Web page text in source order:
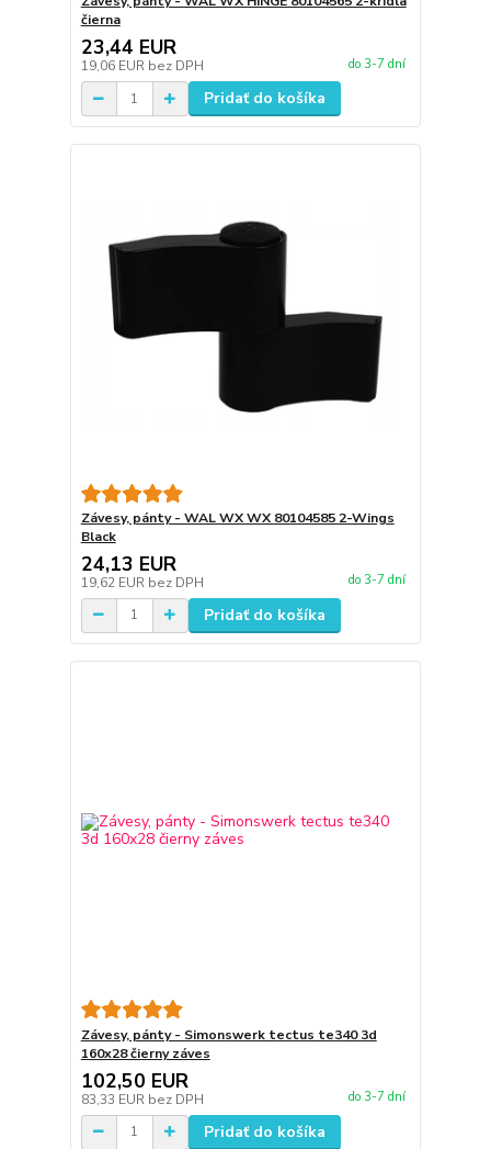
čierna
23,44 EUR
19,06 EUR bez DPH do 3-7 dní
Pridať do košíka
Závesy, pánty - WAL WX WX 80104585 2-Wings
Black
24,13 EUR
19,62 EUR bez DPH do 3-7 dní
Pridať do košíka
Závesy, pánty - Simonswerk tectus te340 3d
160x28 čierny záves
102,50 EUR
83,33 EUR bez DPH do 3-7 dní
Pridať do košíka